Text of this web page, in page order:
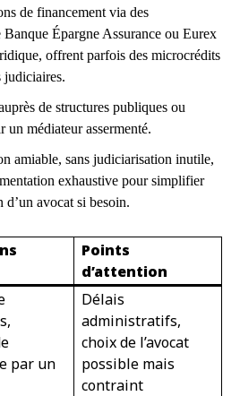
de financement via des
Banque Épargne Assurance ou Eurex
offrent parfois des microcrédits
judiciaires.
de structures publiques ou
un médiateur assermenté.
amiable, sans judiciarisation inutile,
exhaustive pour simplifier
avocat si besoin.
Points
d’attention
par un
Délais
administratifs,
choix de l’avocat
possible mais
contraint